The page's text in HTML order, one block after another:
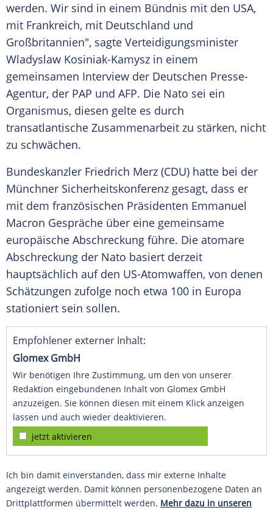
werden. Wir sind in einem Bündnis mit den USA,
mit Frankreich, mit Deutschland und
Großbritannien", sagte Verteidigungsminister
Wladyslaw Kosiniak-Kamysz in einem
gemeinsamen Interview der Deutschen Presse-
Agentur, der PAP und AFP. Die Nato sei ein
Organismus, diesen gelte es durch
transatlantische Zusammenarbeit zu stärken, nicht
zu schwächen.
Bundeskanzler Friedrich Merz (CDU) hatte bei der
Münchner Sicherheitskonferenz gesagt, dass er
mit dem französischen Präsidenten Emmanuel
Macron Gespräche über eine gemeinsame
europäische Abschreckung führe. Die atomare
Abschreckung der Nato basiert derzeit
hauptsächlich auf den US-Atomwaffen, von denen
Schätzungen zufolge noch etwa 100 in Europa
stationiert sein sollen.
Empfohlener externer Inhalt:
Glomex GmbH
Wir benötigen Ihre Zustimmung, um den von unserer
Redaktion eingebundenen Inhalt von Glomex GmbH
anzuzeigen. Sie können diesen mit einem Klick anzeigen
lassen und auch wieder deaktivieren.
jetzt aktivieren
Ich bin damit einverstanden, dass mir externe Inhalte
angezeigt werden. Damit können personenbezogene Daten an
Drittplattformen übermittelt werden. Mehr dazu in unseren